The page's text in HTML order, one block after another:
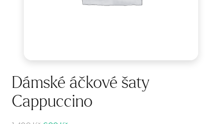
Dámské áčkové šaty
Cappuccino